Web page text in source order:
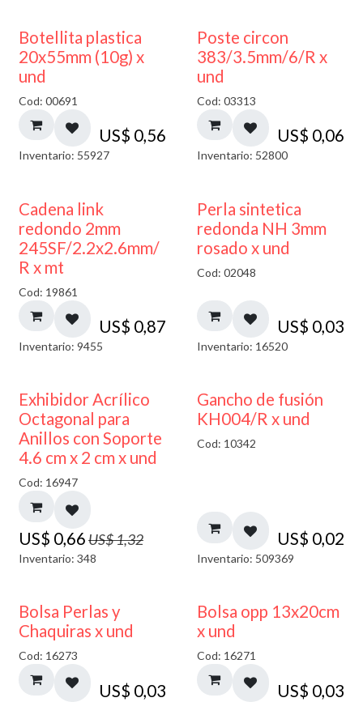
Botellita plastica
20x55mm (10g) x
und
Cod: 00691
US$ 0,56
Inventario: 55927
Poste circon
383/3.5mm/6/R x
und
Cod: 03313
US$ 0,06
Inventario: 52800
Cadena link
redondo 2mm
245SF/2.2x2.6mm/
R x mt
Cod: 19861
US$ 0,87
Inventario: 9455
Perla sintetica
redonda NH 3mm
rosado x und
Cod: 02048
US$ 0,03
Inventario: 16520
50% DESCUENTO
Exhibidor Acrílico
Octagonal para
Anillos con Soporte
4.6 cm x 2 cm x und
Cod: 16947
US$ 0,66US$1,32
Inventario: 348
Gancho de fusión
KH004/R x und
Cod: 10342
US$ 0,02
Inventario: 509369
Bolsa Perlas y
Chaquiras x und
Cod: 16273
US$ 0,03
Bolsa opp 13x20cm
x und
Cod: 16271
US$ 0,03